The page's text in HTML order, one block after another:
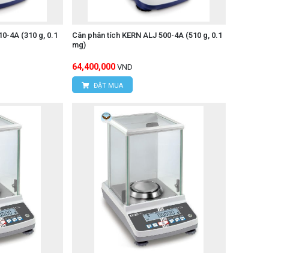
4A (310 g, 0.1
Cân phân tích KERN ALJ 500-4A (510 g, 0.1
mg)
64,400,000 VND
ĐẶT MUA